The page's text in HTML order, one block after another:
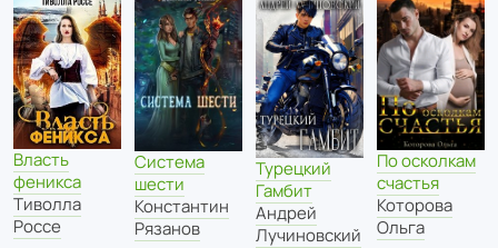
Власть
феникса
Тиволла
Россе
Система
шести
Константин
Рязанов
Турецкий
Гамбит
Андрей
Лучиновский
По осколкам
счастья
Которова
Ольга